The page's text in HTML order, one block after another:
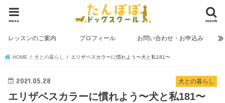
search
menu
レッスンのご案内 プロフィール お問い合わせ・お申込み
HOME 犬との暮らし エリザベスカラーに慣れよう〜犬と私181〜
犬との暮らし
2021.05.28
エリザベスカラーに慣れよう〜犬と私181〜